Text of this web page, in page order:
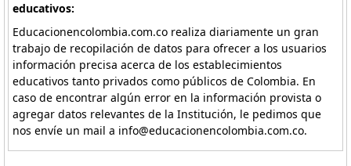
educativos:
Educacionencolombia.com.co realiza diariamente un gran
trabajo de recopilación de datos para ofrecer a los usuarios
información precisa acerca de los establecimientos
educativos tanto privados como públicos de Colombia. En
caso de encontrar algún error en la información provista o
agregar datos relevantes de la Institución, le pedimos que
nos envíe un mail a info@educacionencolombia.com.co.